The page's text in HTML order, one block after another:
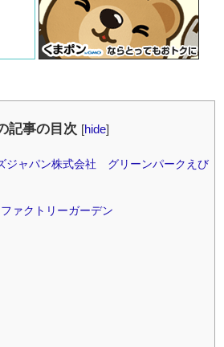
記事の目次 [hide]
ジャパン株式会社 グリーンパークえび
ァクトリーガーデン